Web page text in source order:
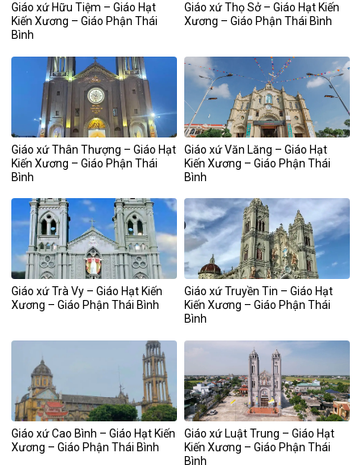
Giáo xứ Hữu Tiệm – Giáo Hạt
Kiến Xương – Giáo Phận Thái
Bình
Giáo xứ Thọ Sở – Giáo Hạt Kiến
Xương – Giáo Phận Thái Bình
Giáo xứ Thân Thượng – Giáo Hạt
Kiến Xương – Giáo Phận Thái
Bình
Giáo xứ Văn Lăng – Giáo Hạt
Kiến Xương – Giáo Phận Thái
Bình
Giáo xứ Trà Vy – Giáo Hạt Kiến
Xương – Giáo Phận Thái Bình
Giáo xứ Truyền Tin – Giáo Hạt
Kiến Xương – Giáo Phận Thái
Bình
Giáo xứ Cao Bình – Giáo Hạt Kiến
Xương – Giáo Phận Thái Bình
Giáo xứ Luật Trung – Giáo Hạt
Kiến Xương – Giáo Phận Thái
Bình